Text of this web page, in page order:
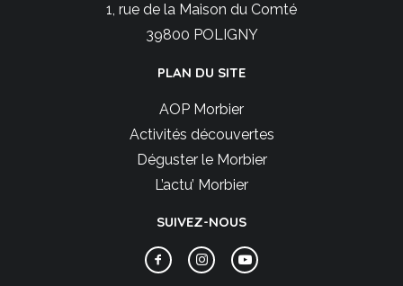
1, rue de la Maison du Comté
39800 POLIGNY
PLAN DU SITE
AOP Morbier
Activités découvertes
Déguster le Morbier
L’actu’ Morbier
SUIVEZ-NOUS